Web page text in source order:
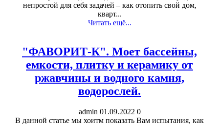
непростой для себя задачей – как отопить свой дом,
кварт...
Читать ещё...
"ФАВОРИТ-К". Моет бассейны,
емкости, плитку и керамику от
ржавчины и водного камня,
водорослей.
admin 01.09.2022 0
В данной статье мы хоитм показать Вам испытания, как